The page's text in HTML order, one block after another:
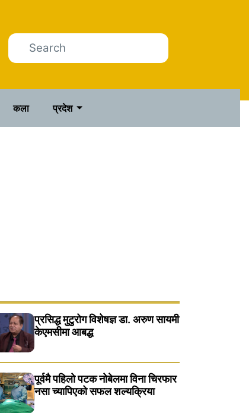
कला प्रदेश
प्रसिद्ध मुटुरोग विशेषज्ञ डा. अरुण सायमी
केएमसीमा आबद्ध
पूर्वमै पहिलो पटक नोबेलमा विना चिरफार
नसा च्यापिएको सफल शल्यक्रिया